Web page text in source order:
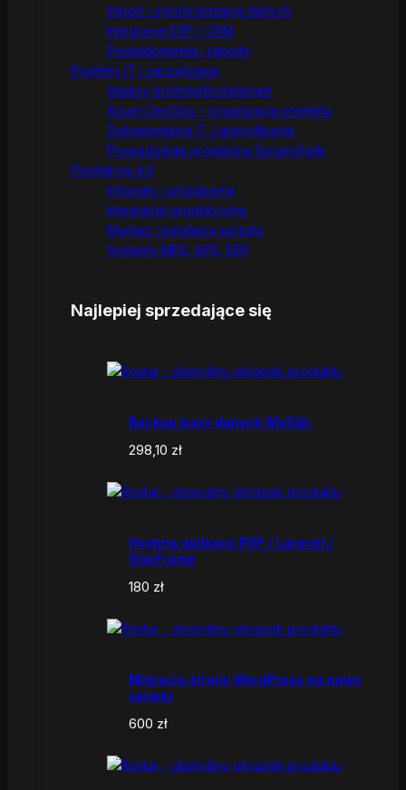
Import i synchronizacja danych
Integracje ERP / CRM
Powiadomienia i raporty
Projekty IT i zarządzanie
Analizy przedwdrożeniowe
Azure DevOps – organizacja projektu
Dokumentacja IT i specyfikacje
Prowadzenie projektów Scrum/Agile
Produkcja 4.0
Infomaty i urządzenia
Integracje produkcyjne
Montaż i instalacja sprzętu
Systemy MES, APS, ERP
Najlepiej sprzedające się
Backup bazy danych MySQL
298,10 zł
Hosting aplikacji PHP / Laravel /
StarFrame
180 zł
Migracja strony WordPress na nowy
serwer
600 zł